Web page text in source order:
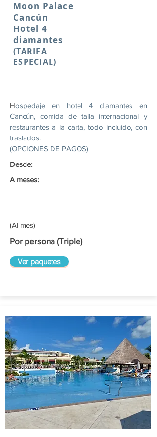
Moon Palace
Cancún
Hotel 4
diamantes
(TARIFA
ESPECIAL)
Hospedaje en hotel 4 diamantes en
Cancún, comida de talla internacional y
restaurantes a la carta, todo incluido, con
traslados.
(OPCIONES DE PAGOS)
Desde:
A meses:
(Al mes)
Por persona (Triple)
Ver paquetes